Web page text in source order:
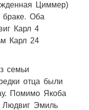
Циммер)
браке. Оба
Карл 4
Карл 24
семьи
отца были
Помимо Якоба
Людвиг Эмиль